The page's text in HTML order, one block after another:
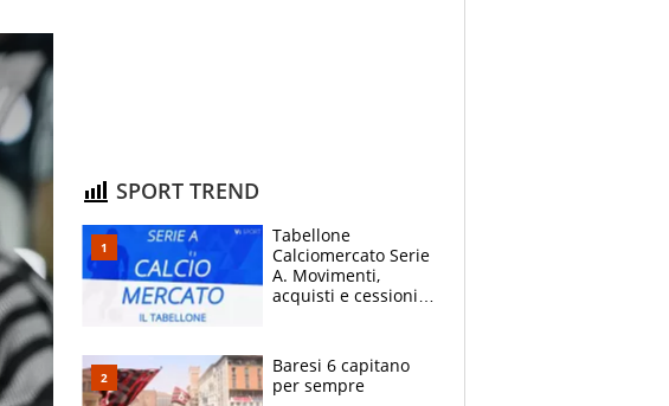
SPORT TREND
Tabellone
Calciomercato Serie
A. Movimenti,
acquisti e cessioni:
Baresi 6 capitano
per sempre